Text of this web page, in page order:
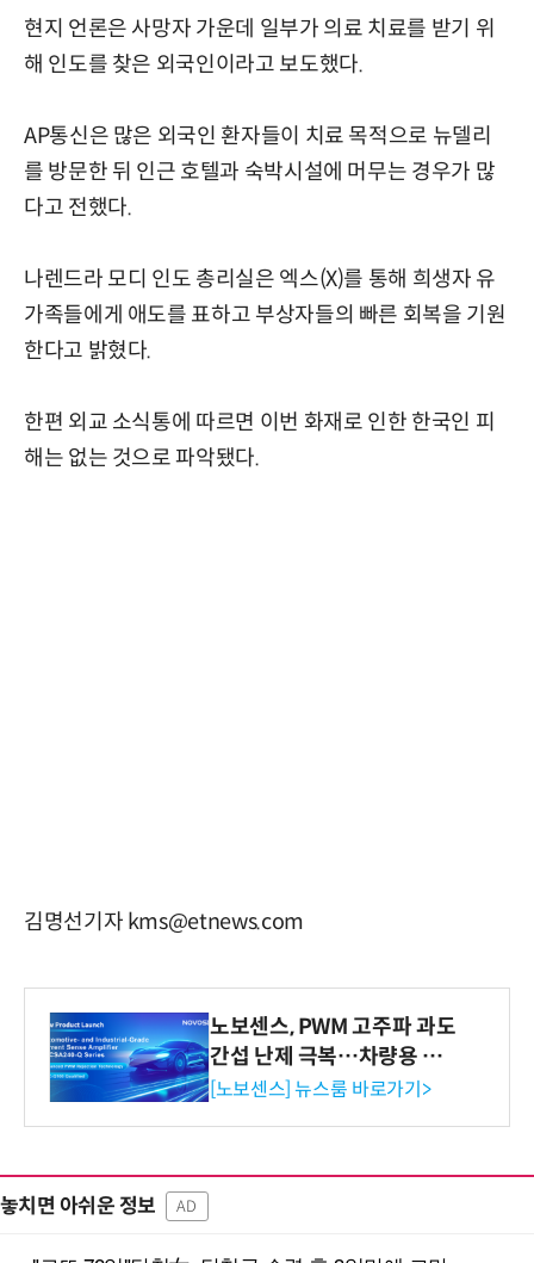
현지 언론은 사망자 가운데 일부가 의료 치료를 받기 위
해 인도를 찾은 외국인이라고 보도했다.
AP통신은 많은 외국인 환자들이 치료 목적으로 뉴델리
를 방문한 뒤 인근 호텔과 숙박시설에 머무는 경우가 많
다고 전했다.
나렌드라 모디 인도 총리실은 엑스(X)를 통해 희생자 유
가족들에게 애도를 표하고 부상자들의 빠른 회복을 기원
한다고 밝혔다.
한편 외교 소식통에 따르면 이번 화재로 인한 한국인 피
해는 없는 것으로 파악됐다.
김명선기자 kms@etnews.com
노보센스, PWM 고주파 과도
간섭 난제 극복…차량용 전
류 감지 증폭기
[노보센스] 뉴스룸 바로가기>
놓치면 아쉬운 정보 AD